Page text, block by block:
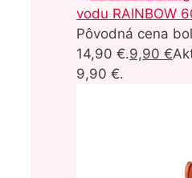
vodu RAINBOW
Pôvodná cena
14,90 €.9,90 €
9,90 €.